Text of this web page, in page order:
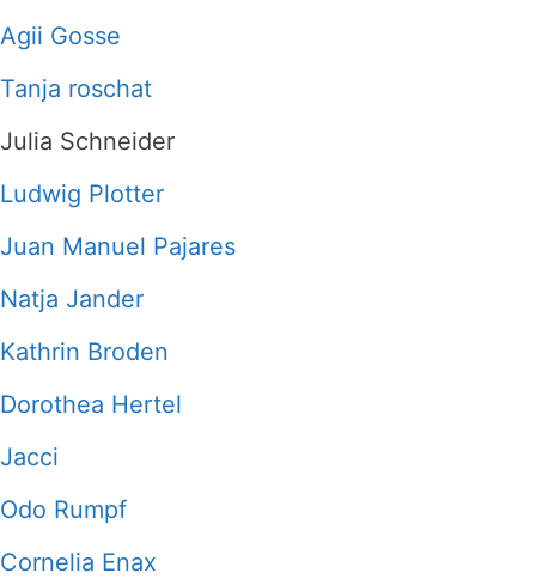
Agii Gosse
Tanja roschat
Julia Schneider
Ludwig Plotter
Juan Manuel Pajares
Natja Jander
Kathrin Broden
Dorothea Hertel
Jacci
Odo Rumpf
Cornelia Enax